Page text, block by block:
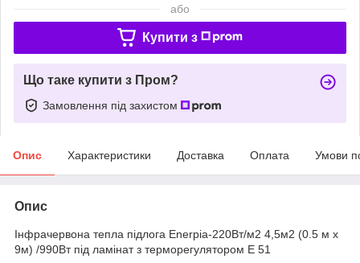
або
Купити з
Що таке купити з Пром?
Замовлення під захистом
Опис Характеристики Доставка Оплата Умови
Опис
Інфрачервона тепла підлога Enerpia-220Вт/м2 4,5м2 (0.5 м х
9м) /990Вт під ламінат з терморегулятором E 51